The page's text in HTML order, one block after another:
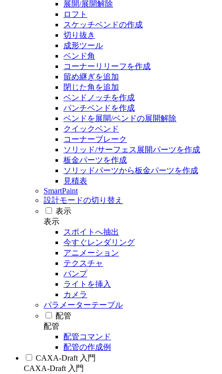
展開/展開解除
ロフト
スケッチベンドの作成
切り抜き
成形ツール
ベンド角
コーナーリリーフを作成
留め継ぎを追加
閉じた角を追加
ベンドノッチを作成
パンチベンドを作成
ベンドを展開/ベンドの展開解除
クイックベンド
コーナーブレーク
ソリッド/サーフェス展開パーツを作成
板金パーツを作成
ソリッドパーツから板金パーツを作成
見積表
SmartPaint
設計モードの切り替え
表示
表示
スポイトへ抽出
今すぐレンダリング
アニメーション
テクスチャ
バンプ
ライトを挿入
カメラ
パラメーターテーブル
配管
配管
配管コマンド
配管の作成例
CAXA-Draft 入門
CAXA-Draft 入門